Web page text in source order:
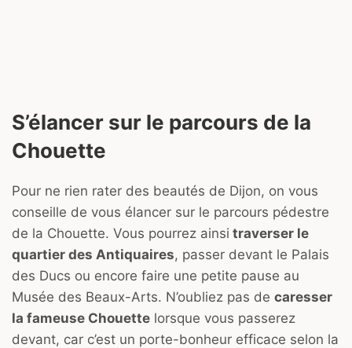
S’élancer sur le parcours de la
Chouette
Pour ne rien rater des beautés de Dijon, on vous
conseille de vous élancer sur le parcours pédestre
de la Chouette. Vous pourrez ainsi traverser le
quartier des Antiquaires, passer devant le Palais
des Ducs ou encore faire une petite pause au
Musée des Beaux-Arts. N’oubliez pas de caresser
la fameuse Chouette lorsque vous passerez
devant, car c’est un porte-bonheur efficace selon la